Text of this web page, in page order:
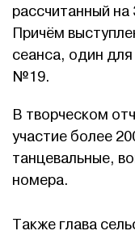
рассчитанный
Причём
сеанса, один
№19.
В творческом
участие более
танцевальные,
номера.
Также глава